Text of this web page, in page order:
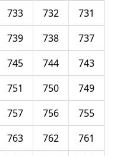
731
732
733
737
738
739
743
744
745
749
750
751
755
756
757
761
762
763